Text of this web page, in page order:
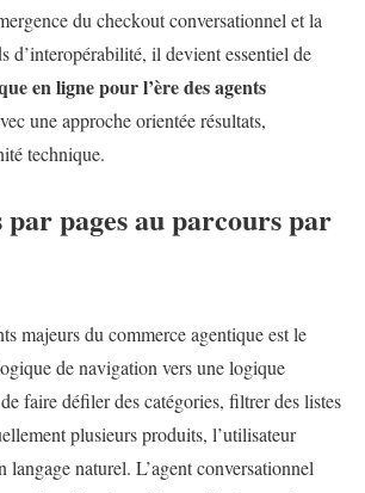
du checkout conversationnel et la
d’interopérabilité, il devient essentiel de
en ligne pour l’ère des agents
une approche orientée résultats,
technique.
pages au parcours par
majeurs du commerce agentique est le
de navigation vers une logique
faire défiler des catégories, filtrer des listes
plusieurs produits, l’utilisateur
langage naturel. L’agent conversationnel